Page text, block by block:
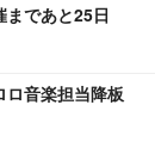
であと25日
ロ音楽担当降板